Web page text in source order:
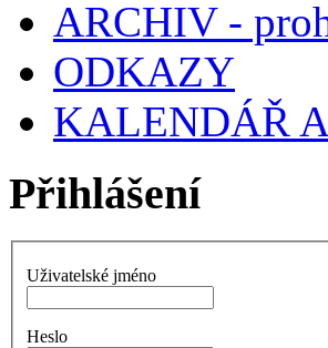
ARCHIV -
ODKAZY
KALENDÁŘ
Přihlášení
Uživatelské jméno
Heslo